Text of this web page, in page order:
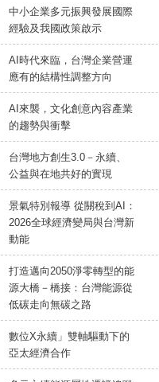
中小企業多元振興發展國際
經驗及我國政策啟示
AI時代來臨，台灣企業營運
應有的結構性調整方向
AI來襲，文化創意內容產業
的趨勢與衝擊
台灣地方創生3.0－永續、
公益與在地共好的實現
景氣特別報導 從關稅到AI：
2026全球經濟變局與台灣新
動能
打造邁向2050淨零轉型的能
源大橋－橋接：台灣能源從
低碳走向無碳之路
數位X永續」雙軸驅動下的
亞太經濟合作